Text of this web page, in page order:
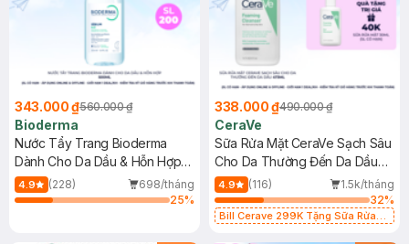
343.000 ₫560.000 ₫
Bioderma
Nước Tẩy Trang Bioderma
Dành Cho Da Dầu & Hỗn Hợp
500ml
4.9 (228)
698/tháng
25%
338.000 ₫490.000 ₫
CeraVe
Sữa Rửa Mặt CeraVe Sạch Sâu
Cho Da Thường Đến Da Dầu
473ml
4.9 (116)
1.5k/tháng
32%
Bill Cerave 299K Tặng Sữa Rửa